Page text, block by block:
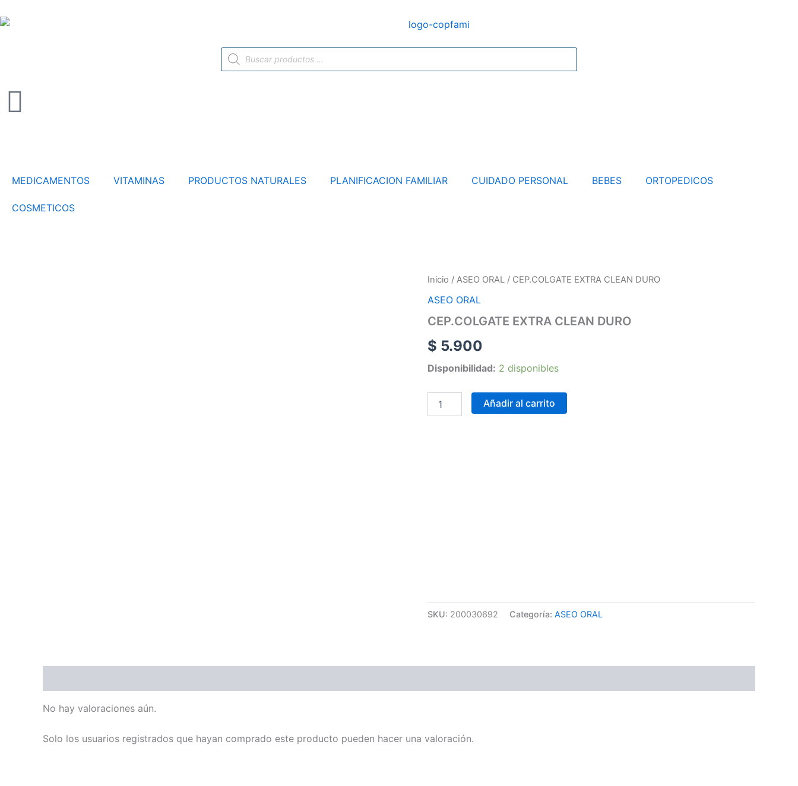
al
Búsqueda
de
MEDICAMENTOS VITAMINAS PRODUCTOS NATURALES PLANIFICACION FAMILIAR CUIDADO PERSONAL BEBES ORTOPEDICOS
COSMETICOS
Inicio / ASEO ORAL / CEP.COLGATE EXTRA CLEAN DURO
ASEO ORAL
CEP.COLGATE EXTRA CLEAN DURO
$ 5.900
Disponibilidad: 2 disponibles
CEP.COLGATE
CLEAN
cantidad
Añadir al carrito
SKU: 200030692 Categoría: ASEO ORAL
No hay valoraciones aún.
Solo los usuarios registrados que hayan comprado este producto pueden hacer una valoración.